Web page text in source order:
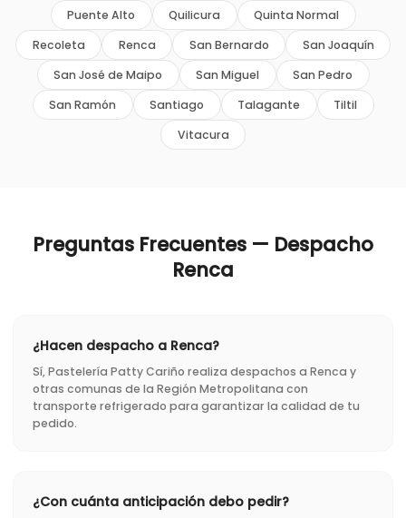
Puente Alto Quilicura
Quinta Normal
Recoleta
Renca San Bernardo
San Joaquín
San José de Maipo
San Miguel
San Pedro
San Ramón
Santiago Talagante
Tiltil
Vitacura
Preguntas Frecuentes — Despacho
Renca
¿Hacen despacho a Renca?
Sí, Pastelería Patty Cariño realiza despachos a Renca y
otras comunas de la Región Metropolitana con
transporte refrigerado para garantizar la calidad de tu
pedido.
¿Con cuánta anticipación debo pedir?